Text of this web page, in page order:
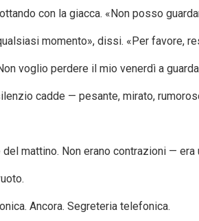
con la giacca. «Non posso
momento», dissi. «Per favore,
voglio perdere il mio venerdì a
cadde — pesante, mirato,
mattino. Non erano contrazioni — era
Ancora. Segreteria telefonica.